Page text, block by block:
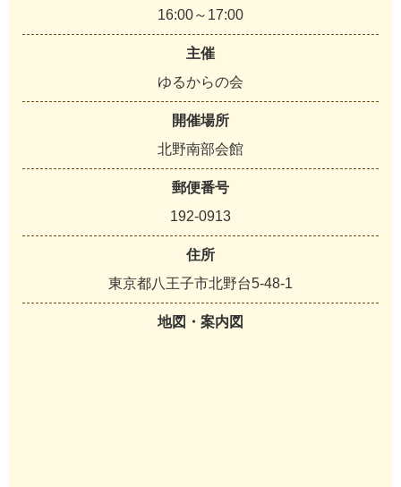
16:00～17:00
主催
ゆるからの会
開催場所
北野南部会館
郵便番号
192-0913
住所
東京都八王子市北野台5-48-1
地図・案内図